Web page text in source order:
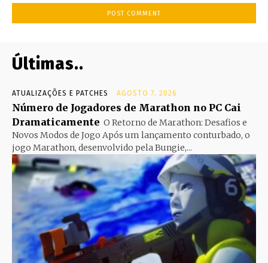
Últimas..
ATUALIZAÇÕES E PATCHES AGOSTO 7, 2026
Número de Jogadores de Marathon no PC Cai
Dramaticamente O Retorno de Marathon: Desafios e
Novos Modos de Jogo Após um lançamento conturbado, o
jogo Marathon, desenvolvido pela Bungie,...